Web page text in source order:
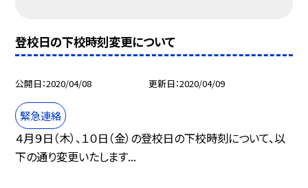
登校日の下校時刻変更について
公開日 2020/04/08 更新日 2020/04/09
緊急連絡
４月９日（木）、１０日（金）の登校日の下校時刻について、以
下の通り変更いたします...